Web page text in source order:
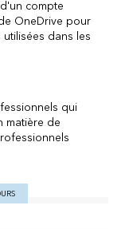
compte
OneDrive pour
dans les
qui
matière de